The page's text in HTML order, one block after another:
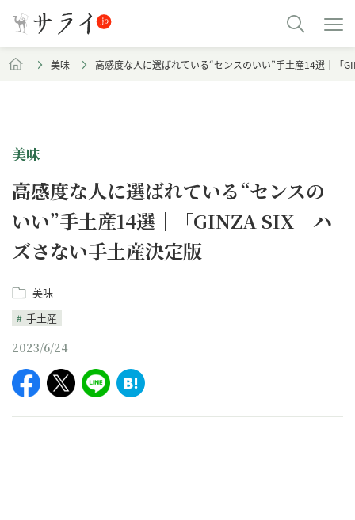
美味 高感度な人に選ばれている“センスのいい”手土産14選｜「
美味
高感度な人に選ばれている“センスの
いい”手土産14選｜「GINZA SIX」ハ
ズさない手土産決定版
美味
手土産
2023/6/24